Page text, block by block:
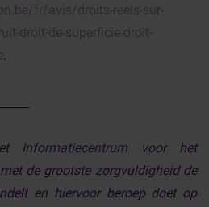
fr/avis/droits-reels-sur-
droit-de-superficie-droit-
.
Informatiecentrum voor het
de grootste zorgvuldigheid de
en hiervoor beroep doet op